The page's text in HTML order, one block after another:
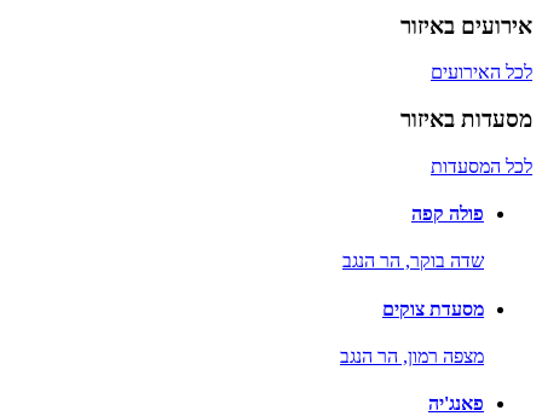
אירועים באיזור
לכל האירועים
מסעדות באיזור
לכל המסעדות
פולה קפה
שדה בוקר, הר הנגב
מסעדת צוקים
מצפה רמון, הר הנגב
פאנג'יה